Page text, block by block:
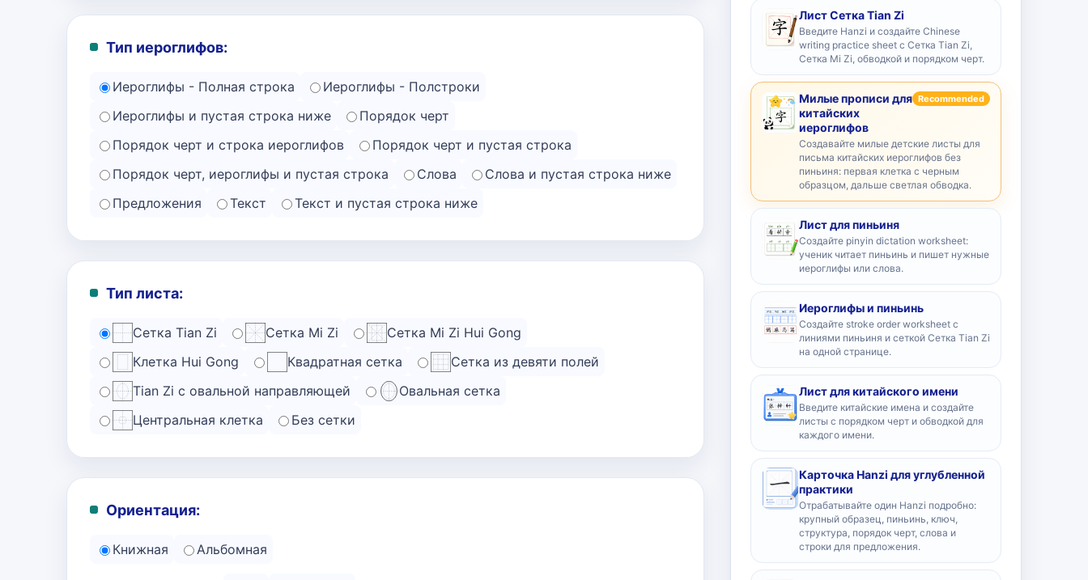
Тип иероглифов:
Иероглифы - Полная строка
Иероглифы - Полстроки
Иероглифы и пустая строка ниже
Порядок черт
Порядок черт и строка иероглифов
Порядок черт и пустая строка
Порядок черт, иероглифы и пустая строка
Слова
Слова и пустая строка ниже
Предложения
Текст Текст и пустая строка ниже
Тип листа:
Сетка Tian Zi Сетка Mi Zi
Сетка Mi Zi Hui Gong
Клетка Hui Gong
Квадратная сетка
Сетка из девяти полей
Tian Zi с овальной направляющей
Овальная сетка
Центральная клетка
Без сетки
Ориентация:
Книжная Альбомная
Лист Сетка Tian Zi
Введите Hanzi и создайте Chinese
writing practice sheet с Сетка Tian Zi,
Сетка Mi Zi, обводкой и порядком черт.
Милые прописи для
китайских
иероглифов
Recommended
Создавайте милые детские листы для
письма китайских иероглифов без
пиньиня: первая клетка с черным
образцом, дальше светлая обводка.
Лист для пиньиня
Создайте pinyin dictation worksheet:
ученик читает пиньинь и пишет нужные
иероглифы или слова.
Иероглифы и пиньинь
Создайте stroke order worksheet с
линиями пиньиня и сеткой Сетка Tian Zi
на одной странице.
Лист для китайского имени
Введите китайские имена и создайте
листы с порядком черт и обводкой для
каждого имени.
Карточка Hanzi для углубленной
практики
Отрабатывайте один Hanzi подробно:
крупный образец, пиньинь, ключ,
структура, порядок черт, слова и
строки для предложения.